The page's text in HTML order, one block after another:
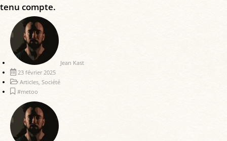
tenu compte.
Jean Kast
23 février 2025
Articles, Société
#metoo